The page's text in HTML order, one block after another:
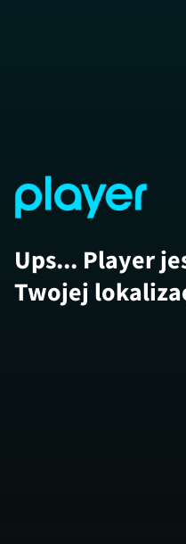
Ups... Player
Twojej